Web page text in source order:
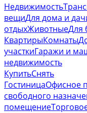
Недвижимость
вещиДля дома и
отдыхЖивотныеДля
КвартирыКомнаты
участкиГаражи и
недвижимость
КупитьСнять
ГостиницаОфисное
свободного
помещение